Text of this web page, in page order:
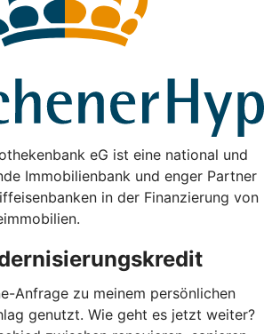
eG ist eine national und
Immobilienbank und enger Partner
in der Finanzierung von
Anfrage zu meinem persönlichen
genutzt. Wie geht es jetzt weiter?